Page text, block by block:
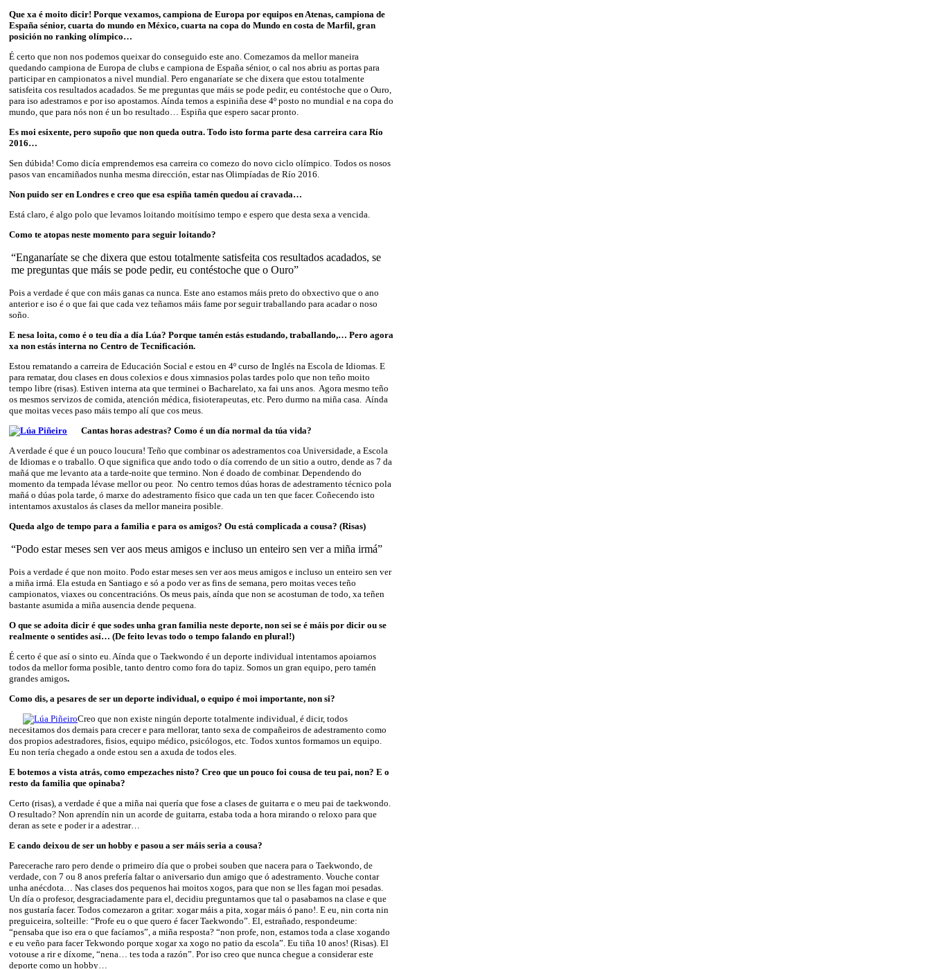
Que xa é moito dicir! Porque vexamos, campiona de Europa por equipos en Atenas, campiona de
España sénior, cuarta do mundo en México, cuarta na copa do Mundo en costa de Marfil, gran
posición no ranking olímpico…
É certo que non nos podemos queixar do conseguido este ano. Comezamos da mellor maneira
quedando campiona de Europa de clubs e campiona de España sénior, o cal nos abriu as portas para
participar en campionatos a nivel mundial. Pero enganaríate se che dixera que estou totalmente
satisfeita cos resultados acadados. Se me preguntas que máis se pode pedir, eu contéstoche que o Ouro,
para iso adestramos e por iso apostamos. Aínda temos a espiniña dese 4º posto no mundial e na copa do
mundo, que para nós non é un bo resultado… Espiña que espero sacar pronto.
Es moi esixente, pero supoño que non queda outra. Todo isto forma parte desa carreira cara Río
2016…
Sen dúbida! Como dicía emprendemos esa carreira co comezo do novo ciclo olímpico. Todos os nosos
pasos van encamiñados nunha mesma dirección, estar nas Olimpíadas de Río 2016.
Non puido ser en Londres e creo que esa espiña tamén quedou aí cravada…
Está claro, é algo polo que levamos loitando moitísimo tempo e espero que desta sexa a vencida.
Como te atopas neste momento para seguir loitando?
“Enganaríate se che dixera que estou totalmente satisfeita cos resultados acadados, se
me preguntas que máis se pode pedir, eu contéstoche que o Ouro”
Pois a verdade é que con máis ganas ca nunca. Este ano estamos máis preto do obxectivo que o ano
anterior e iso é o que fai que cada vez teñamos máis fame por seguir traballando para acadar o noso
soño.
E nesa loita, como é o teu día a día Lúa? Porque tamén estás estudando, traballando,… Pero agora
xa non estás interna no Centro de Tecnificación.
Estou rematando a carreira de Educación Social e estou en 4º curso de Inglés na Escola de Idiomas. E
para rematar, dou clases en dous colexios e dous ximnasios polas tardes polo que non teño moito
tempo libre (risas). Estiven interna ata que terminei o Bacharelato, xa fai uns anos. Agora mesmo teño
os mesmos servizos de comida, atención médica, fisioterapeutas, etc. Pero durmo na miña casa. Aínda
que moitas veces paso máis tempo alí que cos meus.
Cantas horas adestras? Como é un día normal da túa vida?
A verdade é que é un pouco loucura! Teño que combinar os adestramentos coa Universidade, a Escola
de Idiomas e o traballo. O que significa que ando todo o día correndo de un sitio a outro, dende as 7 da
mañá que me levanto ata a tarde-noite que termino. Non é doado de combinar. Dependendo do
momento da tempada lévase mellor ou peor. No centro temos dúas horas de adestramento técnico pola
mañá o dúas pola tarde, ó marxe do adestramento físico que cada un ten que facer. Coñecendo isto
intentamos axustalos ás clases da mellor maneira posible.
Queda algo de tempo para a familia e para os amigos? Ou está complicada a cousa? (Risas)
“Podo estar meses sen ver aos meus amigos e incluso un enteiro sen ver a miña irmá”
Pois a verdade é que non moito. Podo estar meses sen ver aos meus amigos e incluso un enteiro sen ver
a miña irmá. Ela estuda en Santiago e só a podo ver as fins de semana, pero moitas veces teño
campionatos, viaxes ou concentracións. Os meus pais, aínda que non se acostuman de todo, xa teñen
bastante asumida a miña ausencia dende pequena.
O que se adoita dicir é que sodes unha gran familia neste deporte, non sei se é máis por dicir ou se
realmente o sentides así… (De feito levas todo o tempo falando en plural!)
É certo é que así o sinto eu. Aínda que o Taekwondo é un deporte individual intentamos apoiarnos
todos da mellor forma posible, tanto dentro como fora do tapiz. Somos un gran equipo, pero tamén
grandes amigos.
Como dis, a pesares de ser un deporte individual, o equipo é moi importante, non si?
Creo que non existe ningún deporte totalmente individual, é dicir, todos
necesitamos dos demais para crecer e para mellorar, tanto sexa de compañeiros de adestramento como
dos propios adestradores, fisios, equipo médico, psicólogos, etc. Todos xuntos formamos un equipo.
Eu non tería chegado a onde estou sen a axuda de todos eles.
E botemos a vista atrás, como empezaches nisto? Creo que un pouco foi cousa de teu pai, non? E o
resto da familia que opinaba?
Certo (risas), a verdade é que a miña nai quería que fose a clases de guitarra e o meu pai de taekwondo.
O resultado? Non aprendín nin un acorde de guitarra, estaba toda a hora mirando o reloxo para que
deran as sete e poder ir a adestrar…
E cando deixou de ser un hobby e pasou a ser máis seria a cousa?
Parecerache raro pero dende o primeiro día que o probei souben que nacera para o Taekwondo, de
verdade, con 7 ou 8 anos prefería faltar o aniversario dun amigo que ó adestramento. Vouche contar
unha anécdota… Nas clases dos pequenos hai moitos xogos, para que non se lles fagan moi pesadas.
Un día o profesor, desgraciadamente para el, decidiu preguntarnos que tal o pasabamos na clase e que
nos gustaría facer. Todos comezaron a gritar: xogar máis a pita, xogar máis ó pano!. E eu, nin corta nin
preguiceira, solteille: “Profe eu o que quero é facer Taekwondo”. El, estrañado, respondeume:
“pensaba que iso era o que facíamos”, a miña resposta? “non profe, non, estamos toda a clase xogando
e eu veño para facer Tekwondo porque xogar xa xogo no patio da escola”. Eu tiña 10 anos! (Risas). El
votouse a rir e díxome, “nena… tes toda a razón”. Por iso creo que nunca chegue a considerar este
deporte como un hobby…